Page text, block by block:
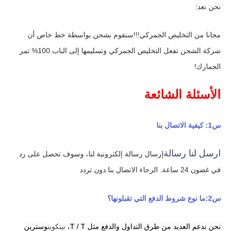
نحن نعد:
مجانا من التخليص الجمركي!!!سنقوم بشحن بواسطة خط خاص أن
شركة الشحن تفعل التخليص الجمركي وتسليمها إلى الباب.100% تمر
الجمارك!
الأسئلة الشائعة
س1: كيفية الاتصال بنا
ارسل لنا رسالة
إرسال رسالة إلكترونية لنا، وسوف تحصل على رد
في غضون 24 ساعة.
الرجاء الاتصال بنا دون تردد
س2:ما نوع شروط الدفع التي تقبلونها؟
نحن ندعم العديد من طرق التداول والدفع مثل T / T، بيتكوين
وسترين